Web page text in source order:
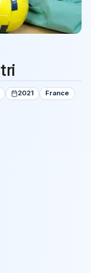
2021 France